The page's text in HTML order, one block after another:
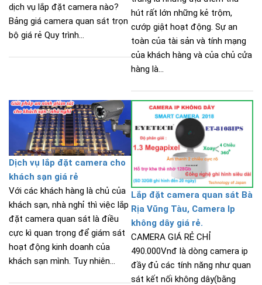
dịch vụ lắp đặt camera nào?
Bảng giá camera quan sát trọn
bộ giá rẻ Quy trình...
hút rất lớn những kẻ trộm,
cướp giật hoạt động. Sự an
toàn của tài sản và tính mạng
của khách hàng và của chủ cửa
hàng là...
Dịch vụ lắp đặt camera cho
khách sạn giá rẻ
Với các khách hàng là chủ của
khách sạn, nhà nghỉ thì việc lắp
đặt camera quan sát là điều
cực kì quan trọng để giám sát
hoạt động kinh doanh của
khách sạn mình. Tuy nhiên...
Lắp đặt camera quan sát Bà
Rịa Vũng Tàu, Camera Ip
không dây giá rẻ.
CAMERA GIÁ RẺ CHỈ
490.000Vnđ là dòng camera ip
đầy đủ các tính năng như quan
sát kết nối không dây(bằng